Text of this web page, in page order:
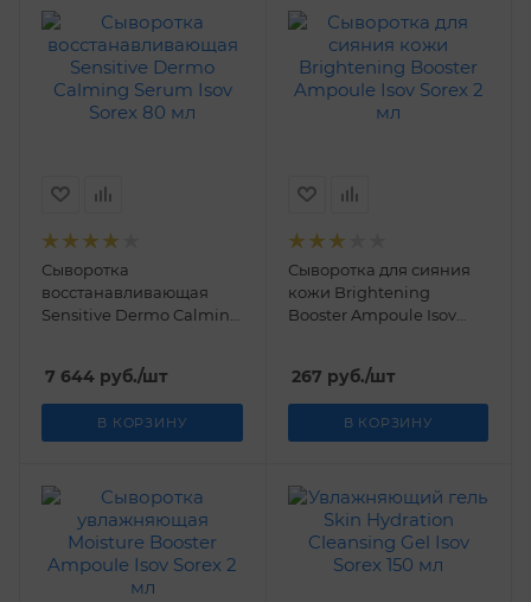
Сыворотка
восстанавливающая
Sensitive Dermo Calming
7 644 руб./шт
В КОРЗИНУ
Сыворотка для сияния
кожи Brightening
Booster Ampoule Isov
267 руб./шт
В КОРЗИНУ